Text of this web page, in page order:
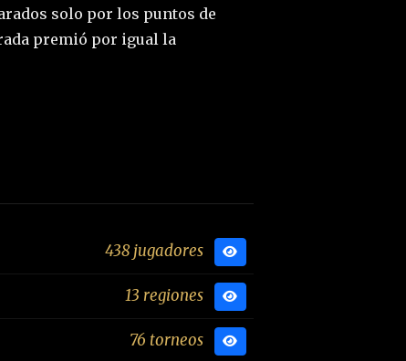
solo por los puntos de
premió por igual la
438 jugadores
13 regiones
76 torneos